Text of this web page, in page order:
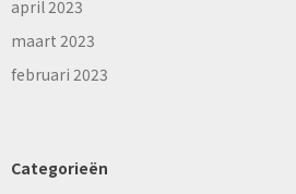
april 2023
maart 2023
februari 2023
Categorieën